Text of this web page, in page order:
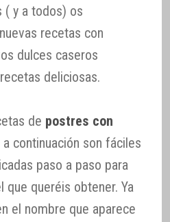
( y a todos) os
recetas con
dulces caseros
deliciosas.
de postres con
continuación son fáciles
paso a paso para
que queréis obtener. Ya
el nombre que aparece